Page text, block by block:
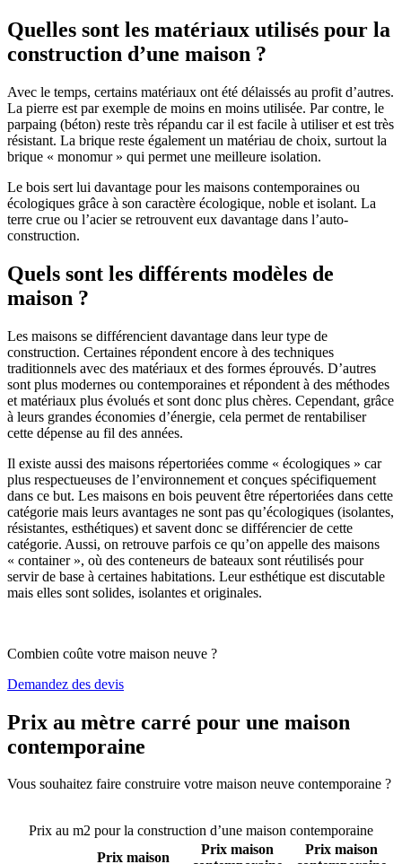
Quelles sont les matériaux utilisés pour la
construction d’une maison ?
Avec le temps, certains matériaux ont été délaissés au profit d’autres.
La pierre est par exemple de moins en moins utilisée. Par contre, le
parpaing (béton) reste très répandu car il est facile à utiliser et est très
résistant. La brique reste également un matériau de choix, surtout la
brique « monomur » qui permet une meilleure isolation.
Le bois sert lui davantage pour les maisons contemporaines ou
écologiques grâce à son caractère écologique, noble et isolant. La
terre crue ou l’acier se retrouvent eux davantage dans l’auto-
construction.
Quels sont les différents modèles de
maison ?
Les maisons se différencient davantage dans leur type de
construction. Certaines répondent encore à des techniques
traditionnels avec des matériaux et des formes éprouvés. D’autres
sont plus modernes ou contemporaines et répondent à des méthodes
et matériaux plus évolués et sont donc plus chères. Cependant, grâce
à leurs grandes économies d’énergie, cela permet de rentabiliser
cette dépense au fil des années.
Il existe aussi des maisons répertoriées comme « écologiques » car
plus respectueuses de l’environnement et conçues spécifiquement
dans ce but. Les maisons en bois peuvent être répertoriées dans cette
catégorie mais leurs avantages ne sont pas qu’écologiques (isolantes,
résistantes, esthétiques) et savent donc se différencier de cette
catégorie. Aussi, on retrouve parfois ce qu’on appelle des maisons
« container », où des conteneurs de bateaux sont réutilisés pour
servir de base à certaines habitations. Leur esthétique est discutable
mais elles sont solides, isolantes et originales.
Combien coûte votre maison neuve ?
Demandez des devis
Prix au mètre carré pour une maison
contemporaine
Vous souhaitez faire construire votre maison neuve contemporaine ?
Prix au m2 pour la construction d’une maison contemporaine
Prix maison
Prix maison
Prix maison